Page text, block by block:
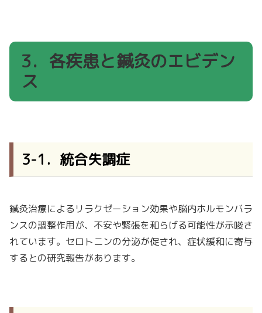
3．各疾患と鍼灸のエビデン
ス
3-1．統合失調症
鍼灸治療によるリラクゼーション効果や脳内ホルモンバラ
ンスの調整作用が、不安や緊張を和らげる可能性が示唆さ
れています。セロトニンの分泌が促され、症状緩和に寄与
するとの研究報告があります。